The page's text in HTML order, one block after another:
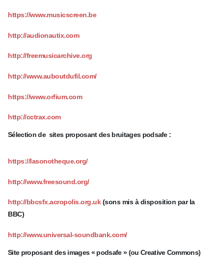
https://www.musicscreen.be
http://audionautix.com
http://freemusicarchive.org
http://www.auboutdufil.com/
https://www.orfium.com
http://cctrax.com
Sélection de sites proposant des bruitages podsafe :
https://lasonotheque.org/
http://www.freesound.org/
http://bbcsfx.acropolis.org.uk(sons mis à disposition par la
BBC)
http://www.universal-soundbank.com/
Site proposant des images « podsafe » (ou Creative Commons)